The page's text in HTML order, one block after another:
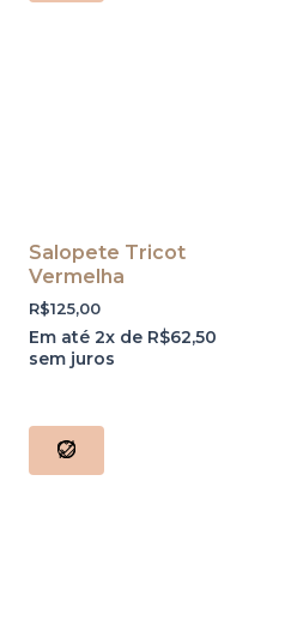
Salopete Tricot
Vermelha
R$125,00
Em até 2x de R$62,50
sem juros